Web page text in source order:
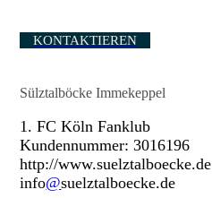
KONTAKTIEREN
Sülztalböcke Immekeppel
1. FC Köln Fanklub
Kundennummer: 3016196
http://www.suelztalboecke.de
info@suelztalboecke.de